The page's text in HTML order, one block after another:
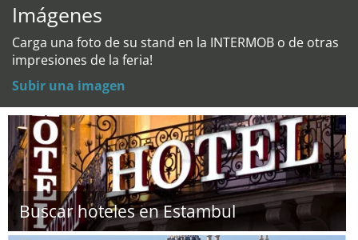
Imágenes
Carga una foto de su stand en la INTERMOB o de otras
impresiones de la feria!
Subir una imagen
Buscar hoteles en Estambul